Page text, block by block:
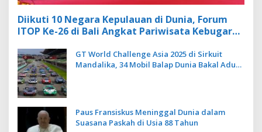
Diikuti 10 Negara Kepulauan di Dunia, Forum
ITOP Ke-26 di Bali Angkat Pariwisata Kebugaran
GT World Challenge Asia 2025 di Sirkuit
Mandalika, 34 Mobil Balap Dunia Bakal Adu
Paus Fransiskus Meninggal Dunia dalam
Suasana Paskah di Usia 88 Tahun